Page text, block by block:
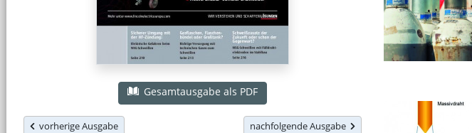
Gesamtausgabe als PDF
vorherige Ausgabe nachfolgende Ausgabe